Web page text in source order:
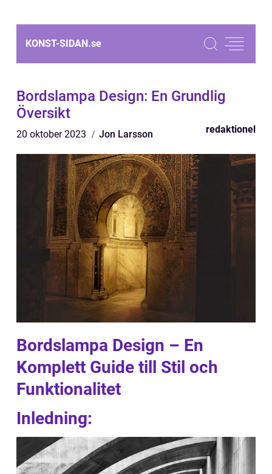
KONST-SIDAN.se
Bordslampa Design: En Grundlig
Översikt
20 oktober 2023 Jon Larsson redaktionel
Bordslampa Design – En
Komplett Guide till Stil och
Funktionalitet
Inledning: